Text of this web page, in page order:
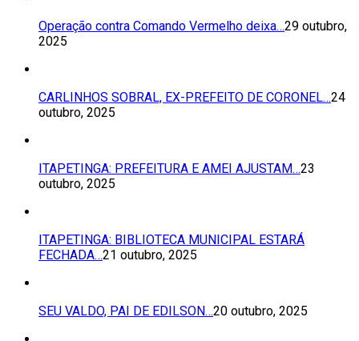
Operação contra Comando Vermelho deixa…29 outubro,
2025
CARLINHOS SOBRAL, EX-PREFEITO DE CORONEL…24
outubro, 2025
ITAPETINGA: PREFEITURA E AMEI AJUSTAM…23
outubro, 2025
ITAPETINGA: BIBLIOTECA MUNICIPAL ESTARÁ
FECHADA…21 outubro, 2025
SEU VALDO, PAI DE EDILSON…20 outubro, 2025